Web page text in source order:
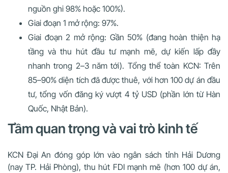
nguồn ghi 98% hoặc 100%).
Giai đoạn 1 mở rộng: 97%.
Giai đoạn 2 mở rộng: Gần 50% (đang hoàn thiện hạ
tầng và thu hút đầu tư mạnh mẽ, dự kiến lấp đầy
nhanh trong 2–3 năm tới). Tổng thể toàn KCN: Trên
85–90% diện tích đã được thuê, với hơn 100 dự án đầu
tư, tổng vốn đăng ký vượt 4 tỷ USD (phần lớn từ Hàn
Quốc, Nhật Bản).
Tầm quan trọng và vai trò kinh tế
KCN Đại An đóng góp lớn vào ngân sách tỉnh Hải Dương
(nay TP. Hải Phòng), thu hút FDI mạnh mẽ (hơn 100 dự án,